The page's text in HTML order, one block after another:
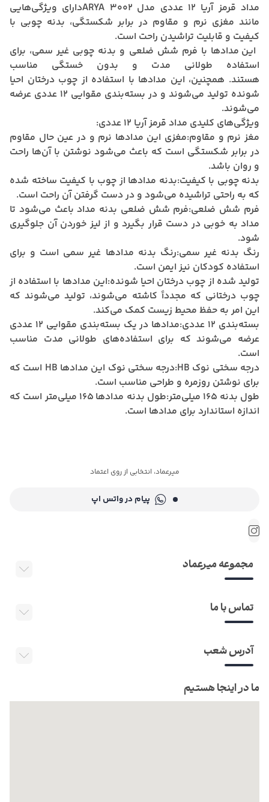
مداد قرمز آریا 12 عددی مدل 3002 ARYAدارای ویژگی‌هایی
مانند مغزی نرم و مقاوم در برابر شکستگی، بدنه چوبی با
کیفیت و قابلیت تراشیدن راحت است.
این مدادها با فرم شش ضلعی و بدنه چوبی غیر سمی، برای
استفاده طولانی مدت و بدون خستگی مناسب
هستند. همچنین، این مدادها با استفاده از چوب درختان احیا
شونده تولید می‌شوند و در بسته‌بندی مقوایی 12 عددی عرضه
می‌شوند.
ویژگی‌های کلیدی مداد قرمز آریا 12 عددی:
مغز نرم و مقاوم:مغزی این مدادها نرم و در عین حال مقاوم
در برابر شکستگی است که باعث می‌شود نوشتن با آن‌ها راحت
و روان باشد.
بدنه چوبی با کیفیت:بدنه مدادها از چوب با کیفیت ساخته شده
که به راحتی تراشیده می‌شود و در دست گرفتن آن راحت است.
فرم شش ضلعی:فرم شش ضلعی بدنه مداد باعث می‌شود تا
مداد به خوبی در دست قرار بگیرد و از لیز خوردن آن جلوگیری
شود.
رنگ بدنه غیر سمی:رنگ بدنه مدادها غیر سمی است و برای
استفاده کودکان نیز ایمن است.
تولید شده از چوب درختان احیا شونده:این مدادها با استفاده از
چوب درختانی که مجدداً کاشته می‌شوند، تولید می‌شوند که
این امر به حفظ محیط زیست کمک می‌کند.
بسته‌بندی 12 عددی:
مدادها در یک بسته‌بندی مقوایی 12 عددی
عرضه می‌شوند که برای استفاده‌های طولانی مدت مناسب
است.
درجه سختی نوک HB:
درجه سختی نوک این مدادها HB است که
برای نوشتن روزمره و طراحی مناسب است.
طول بدنه 165 میلی‌متر:
طول بدنه مدادها 165 میلی‌متر است که
اندازه استاندارد برای مدادها است.
میرعماد، انتخابی از روی اعتماد
پیام در واتس اپ
مجموعه میرعماد
تماس با ما
آدرس شعب
ما در اینجا هستیم